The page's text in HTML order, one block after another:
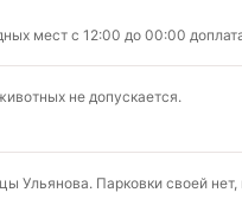
мест c 12:00 до 00:00
не допускается.
Ульянова. Парковки своей